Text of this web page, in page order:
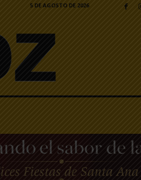
5 DE AGOSTO DE 2026